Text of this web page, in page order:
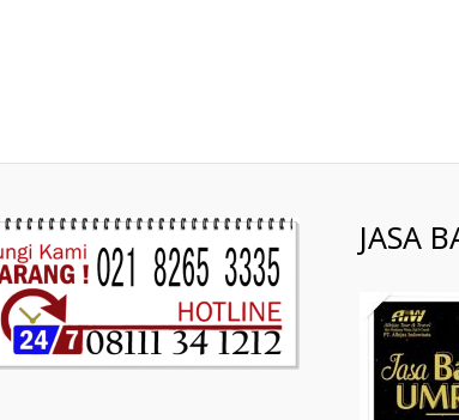
JASA